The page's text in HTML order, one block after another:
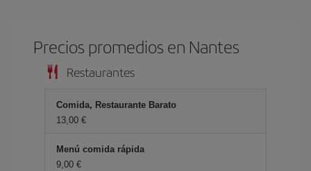
Precios promedios en Nantes
Restaurantes
Comida, Restaurante Barato
13,00 €
Menú comida rápida
9,00 €